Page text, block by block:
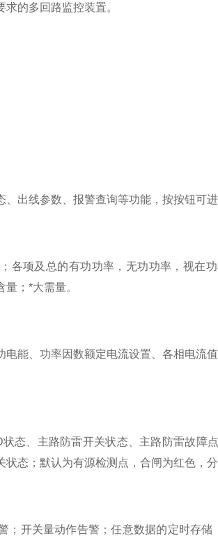
求的多回路监控装置。
出线参数、报警查询等功能，按按钮可进
各项及总的有功功率，无功功率，视在功
；*大需量。
能、功率因数额定电流设置、各相电流值
态、主路防雷开关状态、主路防雷故障
态；默认为有源检测点，合闸为红色，分
；开关量动作告警；任意数据的定时存